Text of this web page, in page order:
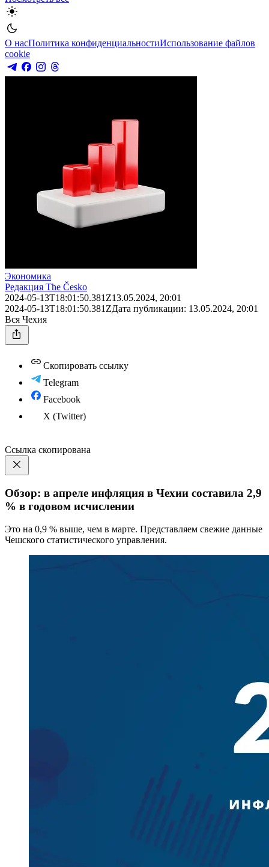
О насПолитика конфиденциальностиИспользование файлов
cookie
Экономика
Редакция The Česko
2024-05-13T18:01:50.381Z13.05.2024, 20:01
2024-05-13T18:01:50.381ZДата публикации: 13.05.2024, 20:01
Вся Чехия
Скопировать ссылку
Telegram
Facebook
X (Twitter)
Ссылка скопирована
Обзор: в апреле инфляция в Чехии составила 2,9
% в годовом исчислении
Это на 0,9 % выше, чем в марте. Представляем свежие данные
Чешского статистического управления.